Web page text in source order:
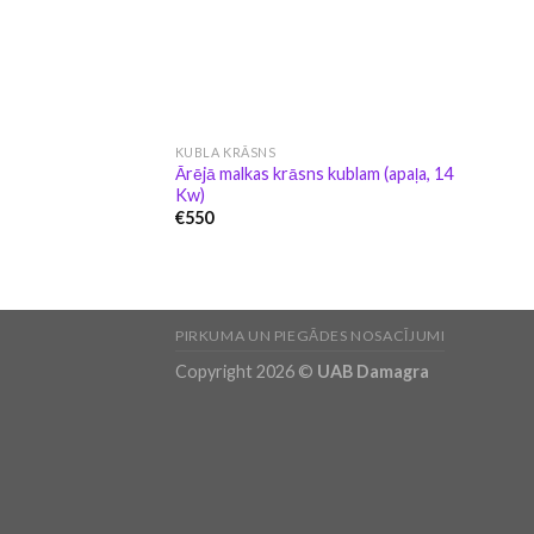
KUBLA KRĀSNS
Ārējā malkas krāsns kublam (apaļa, 14
Kw)
€550
PIRKUMA UN PIEGĀDES NOSACĪJUMI
Copyright 2026 © UAB Damagra